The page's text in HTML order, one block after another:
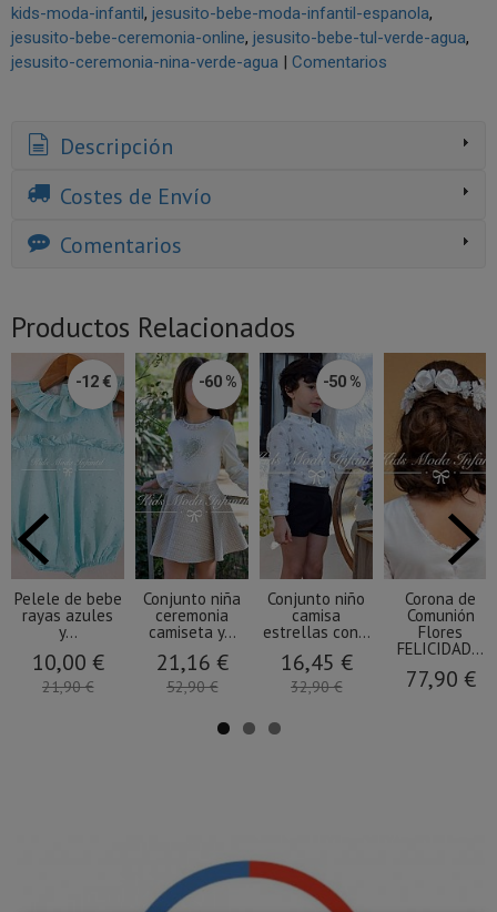
kids-moda-infantil jesusito-bebe-moda-infantil-espanola
jesusito-bebe-ceremonia-online jesusito-bebe-tul-verde-agua
jesusito-ceremonia-nina-verde-agua | Comentarios
Descripción
Costes de Envío
Comentarios
Productos Relacionados
-12 €
Pelele de bebe
rayas azules
y...
10,00 €
21,90 €
-60 %
Conjunto niña
ceremonia
camiseta y...
21,16 €
52,90 €
-50 %
Conjunto niño
camisa
estrellas con...
16,45 €
32,90 €
Corona de
Comunión
Flores
FELICIDAD...
77,90 €